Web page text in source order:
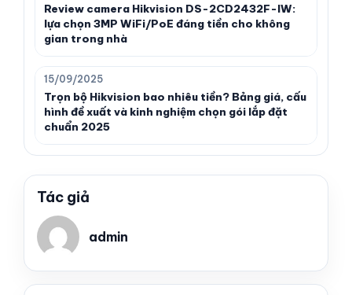
Review camera Hikvision DS-2CD2432F-IW:
lựa chọn 3MP WiFi/PoE đáng tiền cho không
gian trong nhà
15/09/2025
Trọn bộ Hikvision bao nhiêu tiền? Bảng giá, cấu
hình đề xuất và kinh nghiệm chọn gói lắp đặt
chuẩn 2025
Tác giả
admin